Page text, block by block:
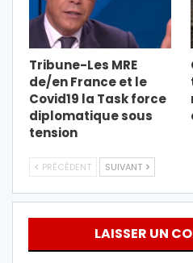
Tribune-Les MRE
de/en France et le
Covid19 la Task force
diplomatique sous
tension
PRÉCÉDENT SUIVANT
LAISSER UN